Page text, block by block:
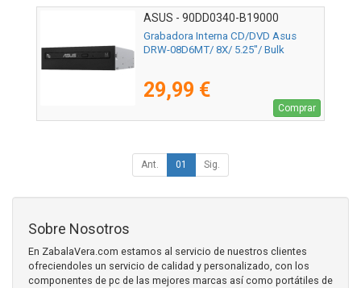
ASUS - 90DD0340-B19000
Grabadora Interna CD/DVD Asus
DRW-08D6MT/ 8X/ 5.25"/ Bulk
29,99 €
Comprar
Ant. 01 Sig.
Sobre Nosotros
En ZabalaVera.com estamos al servicio de nuestros clientes
ofreciendoles un servicio de calidad y personalizado, con los
componentes de pc de las mejores marcas así como portátiles de